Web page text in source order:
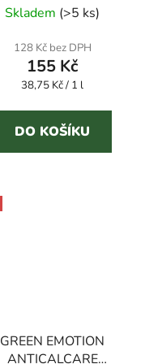
Skladem (>5 ks)
128 Kč bez DPH
155 Kč
Měrná
38,75 Kč / 1 l
DO KOŠÍKU
GREEN EMOTION
ANTICALCARE